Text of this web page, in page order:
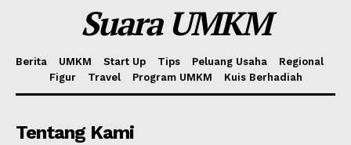
Suara UMKM
Berita UMKM Start Up Tips Peluang Usaha
Regional
Figur
Travel Program UMKM Kuis Berhadiah
Tentang Kami